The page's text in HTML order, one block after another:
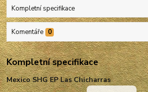
Kompletní specifikace
Komentáře 0
Kompletní specifikace
Mexico SHG EP Las Chicharras